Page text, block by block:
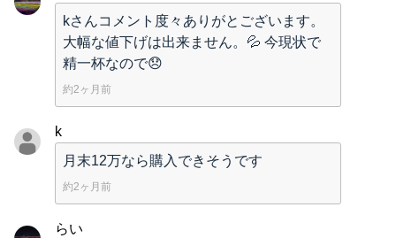
kさんコメント度々ありがとございます。
大幅な値下げは出来ません。💦 今現状で
精一杯なので😞
約2ヶ月前
k
月末12万なら購入できそうです
約2ヶ月前
らい